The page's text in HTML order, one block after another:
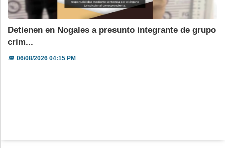
Detienen en Nogales a presunto integrante de grupo
crim...
📅06/08/2026 04:15 PM